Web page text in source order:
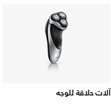
آلات حلاقة للوجه